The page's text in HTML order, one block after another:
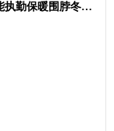
SD-041 警用多功能执勤保暖围脖冬季黑色围巾